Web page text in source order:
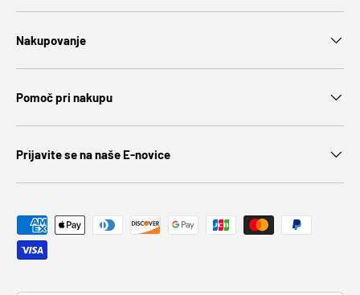
Nakupovanje
Pomoč pri nakupu
Prijavite se na naše E-novice
Payment methods accepted